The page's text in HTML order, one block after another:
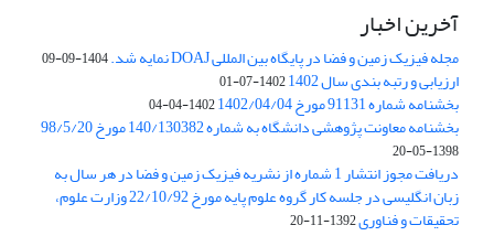
آخرین اخبار
مجله فیزیک زمین و فضا در پایگاه بین المللی DOAJ نمایه شد. 1404-09-09
ارزیابی و رتبه بندی سال 1402 1402-07-01
بخشنامه شماره 91131 مورخ 1402/04/04 1402-04-04
بخشنامه معاونت پژوهشی دانشگاه به شماره 140/130382 مورخ 98/5/20
1398-05-20
دریافت مجوز انتشار 1 شماره از نشریه فیزیک زمین و فضا در هر سال به
زبان انگلیسی در جلسه کار گروه علوم پایه مورخ 22/10/92 وزارت علوم،
تحقیقات و فناوری1392-11-20